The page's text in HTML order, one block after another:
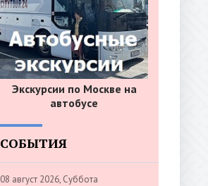
Экскурсии по Москве на
автобусе
СОБЫТИЯ
08 август 2026, Суббота